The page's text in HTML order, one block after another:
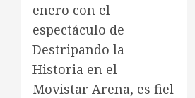
enero con el
espectáculo de
Destripando la
Historia en el
Movistar Arena, es fiel